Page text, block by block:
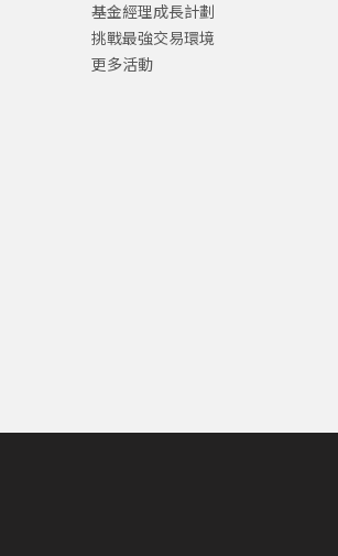
基金經理成長計劃
挑戰最強交易環境
更多活動